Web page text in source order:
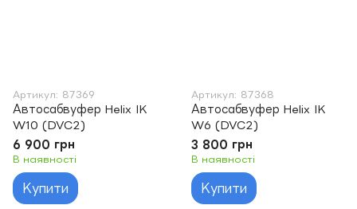
Артикул: 87369
Автосабвуфер Helix IK
W10 (DVC2)
6 900 грн
В наявності
Купити
Артикул: 87368
Автосабвуфер Helix IK
W6 (DVC2)
3 800 грн
В наявності
Купити